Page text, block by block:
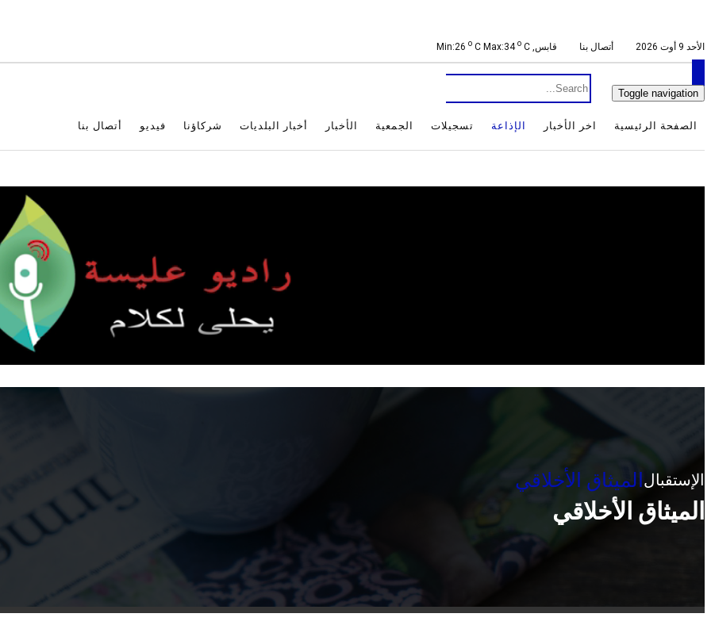
الأحد 9 أوت 2026 أتصال بنا قابس, Min:26 o C Max:34o C
Toggle navigation
الصفحة الرئيسية اخر الأخبار الإذاعة تسجيلات الجمعية الأخبار أخبار البلديات شركاؤنا فيديو أتصال بنا
الإستقبال الميثاق الأخلاقي
الميثاق الأخلاقي